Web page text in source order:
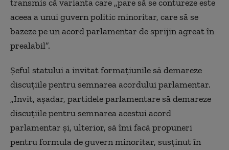
transmis că varianta care „pare să se contureze este
aceea a unui guvern politic minoritar, care să se
bazeze pe un acord parlamentar de sprijin agreat în
prealabil”.
Șeful statului a invitat formațiunile să demareze
discuțiile pentru semnarea acordului parlamentar.
„Invit, așadar, partidele parlamentare să demareze
discuțiile pentru semnarea acestui acord
parlamentar și, ulterior, să îmi facă propuneri
pentru formula de guvern minoritar, susținut în